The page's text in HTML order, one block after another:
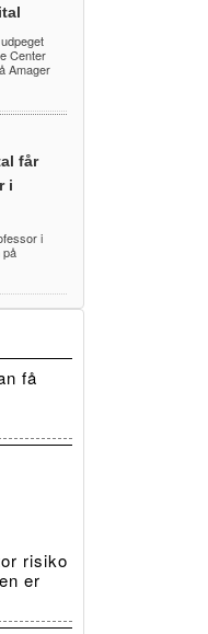
Center
Amager
får
i
i
på
få
risiko
er